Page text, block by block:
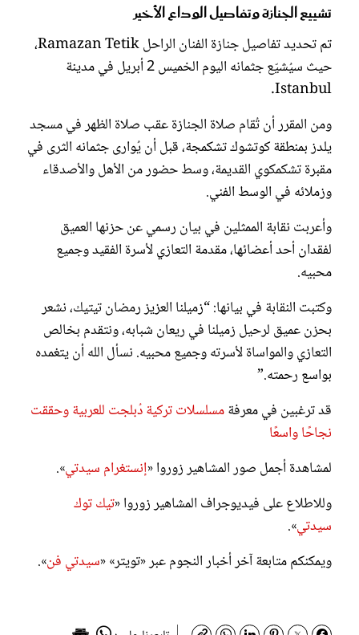
تشييع الجنازة وتفاصيل الوداع الأخير
تم تحديد تفاصيل جنازة الفنان الراحل Ramazan Tetik،
حيث سيُشيّع جثمانه اليوم الخميس 2 أبريل في مدينة
Istanbul.
ومن المقرر أن تُقام صلاة الجنازة عقب صلاة الظهر في مسجد
يلدز بمنطقة كوتشوك تشكمجة، قبل أن يُوارى جثمانه الثرى في
مقبرة تشكمكوي القديمة، وسط حضور من الأهل والأصدقاء
وزملائه في الوسط الفني.
وأعربت نقابة الممثلين في بيان رسمي عن حزنها العميق
لفقدان أحد أعضائها، مقدمة التعازي لأسرة الفقيد وجميع
محبيه.
وكتبت النقابة في بيانها: “زميلنا العزيز رمضان تيتيك، نشعر
بحزن عميق لرحيل زميلنا في ريعان شبابه، ونتقدم بخالص
التعازي والمواساة لأسرته وجميع محبيه. نسأل الله أن يتغمده
بواسع رحمته.”
قد ترغبين في معرفةمسلسلات تركية دُبلجت للعربية وحققت
نجاحًا واسعًا
لمشاهدة أجمل صور المشاهير زوروا «إنستغرام سيدتي».
وللاطلاع على فيديوجراف المشاهير زوروا «تيك توك
سيدتي».
ويمكنكم متابعة آخر أخبار النجوم عبر «تويتر» «سيدتي فن».